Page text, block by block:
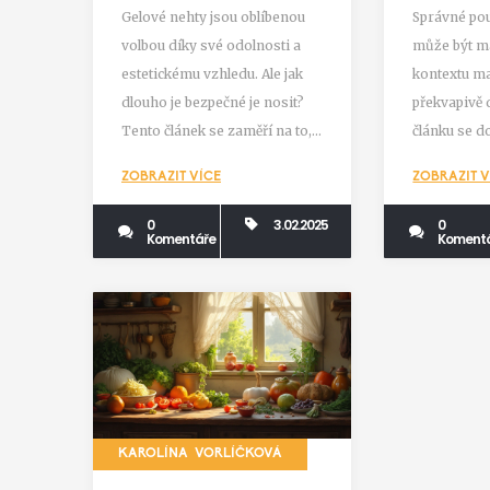
gelové nehty?
Gelové nehty jsou oblíbenou
volbou díky své odolnosti a
estetickému vzhledu. Ale jak
dlouho je bezpečné je nosit?
Tento článek se zaměří na to,
nehty, jak dlouho je můžete
mít bez poškození přírodních
nehtů, a jaké známky
obnovy nebo odstranění.
ZOBRAZIT VÍCE
0
Komentáře
3.02.2025
Správné
může být
kontextu
překvapivě
článku se
popisu
nehtů.
užitečné
ZOBRAZIT
0
KAROLÍNA VORLÍČKOVÁ